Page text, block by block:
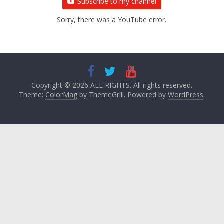
Sorry, there was a YouTube error.
Copyright © 2026 ALL RIGHTS. All rights reserved.
Theme: ColorMagby ThemeGrill. Powered by WordPress.